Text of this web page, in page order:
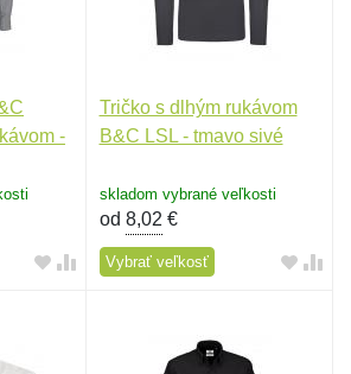
-
Tričko s dlhým rukávom
B&C LSL - tmavo sivé
skladom vybrané veľkosti
od 8,02 €
Vybrať veľkosť